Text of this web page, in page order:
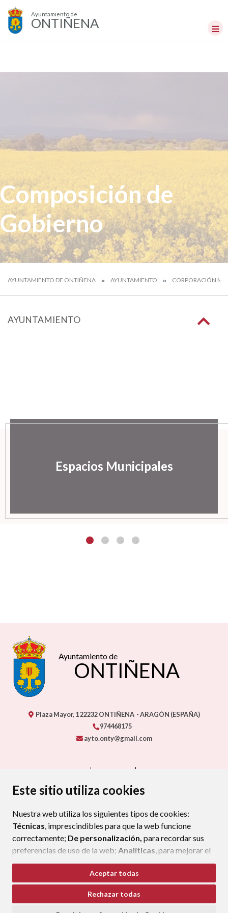
Este sitio utiliza cookies
Nuestra web utiliza los siguientes tipos de cookies:
Técnicas, imprescindibles para que la web funcione
correctamente; De personalización, para recordar sus
preferencias de uso de la web; Analíticas, para mejorar el
funcionamiento de la web y sus servicios.
Si acepta pulsando el botón“Aceptar todas”
consideramos que acepta su uso. Si pulsa el botón
Aceptar todas
Rechazar todas
Ayuntamiento de
ONTIÑENA
Composición de
Gobierno
AYUNTAMIENTO DE ONTIÑENA AYUNTAMIENTO CORPORACIÓN
AYUNTAMIENTO
Espacios Municipales
Ayuntamiento de
ONTIÑENA
Plaza Mayor, 122232 ONTIÑENA - ARAGÓN (ESPAÑA)
974468175
ayto.onty@gmail.com
PROTECCIÓN DE DATOS
POLÍTICA DE COOKIES